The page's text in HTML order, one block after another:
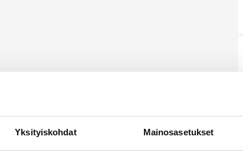
Yksityiskohdat Mainosasetukset